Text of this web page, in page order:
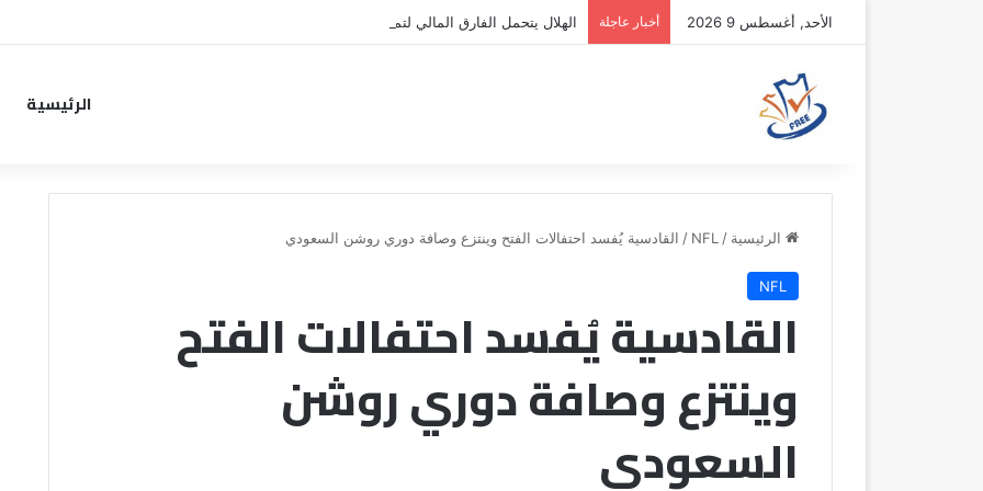
الأحد, أغسطس 9 2026 أخبار عاجلة الهلال يتحمل الفارق المالي لتمهيد انتقال داروين نونيز إلى الدوري التركي
الرئيسية
الرئيسية /
NFL
/ القادسية يُفسد احتفالات الفتح وينتزع وصافة دوري روشن السعودي
NFL
القادسية يُفسد احتفالات الفتح
وينتزع وصافة دوري روشن
السعودي